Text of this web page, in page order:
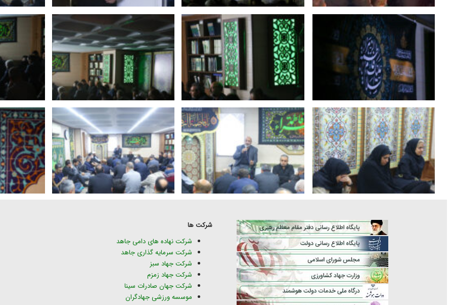
شرکت ها
شرکت نهاده های دامی جاهد
شرکت سرمایه گذاری جاهد
شرکت جهاد سبز
شرکت جهاد زمزم
شرکت جهان صادرات سینا
موسسه ورزشی جهادگران